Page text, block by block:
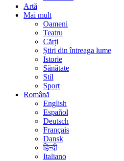
Artă
Mai mult
Oameni
Teatru
Cărți
Știri din întreaga lume
Istorie
Sănătate
Stil
Sport
Română
English
Español
Deutsch
Français
Dansk
हिन्दी
Italiano